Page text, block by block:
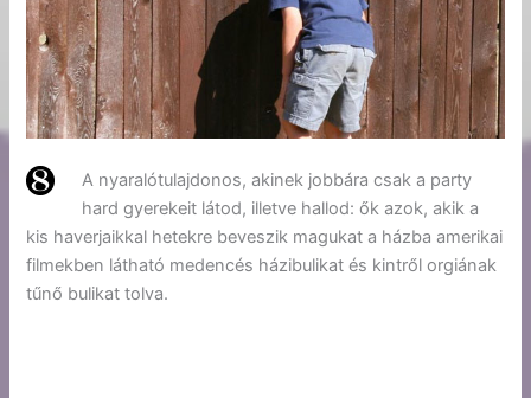
A nyaralótulajdonos, akinek jobbára csak a party
hard gyerekeit látod, illetve hallod: ők azok, akik a
kis haverjaikkal hetekre beveszik magukat a házba amerikai
filmekben látható medencés házibulikat és kintről orgiának
tűnő bulikat tolva.